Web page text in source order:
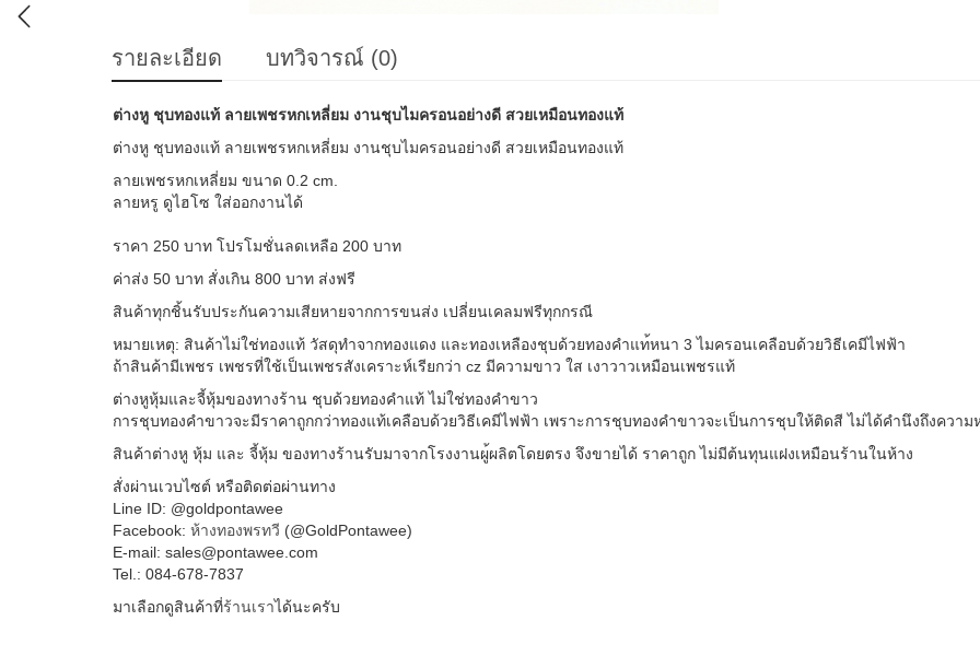
ต่างหู ชุบทองแท้ ลายเพชรหกเหลี่ยม งานชุบไมครอนอย่างดี สวยเหมือนทองแท้
ต่างหู ชุบทองแท้ ลายเพชรหกเหลี่ยม งานชุบไมครอนอย่างดี สวยเหมือนทองแท้
ลายเพชรหกเหลี่ยม ขนาด 0.2 cm.
ลายหรู ดูไฮโซ ใส่ออกงานได้
ราคา 250 บาท โปรโมชั่นลดเหลือ 200 บาท
ค่าส่ง 50 บาท สั่งเกิน 800 บาท ส่งฟรี
สินค้าทุกชิ้นรับประกันความเสียหายจากการขนส่ง เปลี่ยนเคลมฟรีทุกกรณี
ถ้าสินค้ามีเพชร เพชรที่ใช้เป็นเพชรสังเคราะห์เรียกว่า cz มีความขาว ใส เงาวาวเหมือนเพชรแท้
ต่างหูหุ้มและจี้หุ้มของทาง
ร้าน ชุบด้วยทองคำแท้ ไม่ใช่ทองคำขาว
การชุบทองคำขาวจะมีราคาถูกกว่าทองแท้เคลือบด้วยวิธีเคมีไฟฟ้า เพราะการชุบทองคำขาวจะเป็นการชุบให้ติดสี ไม่ได้คำนึงถึงความ
สินค้าต่างหู หุ้ม และ จี้หุ้ม ของทางร้านรับมาจากโรงงานผู
สั่งผ่านเวบไซต์ หรือติดต่อผ่านทาง
Line ID: @goldpontawee
Facebook:ห้างทองพรทวี
Tel.: 084-678-7837